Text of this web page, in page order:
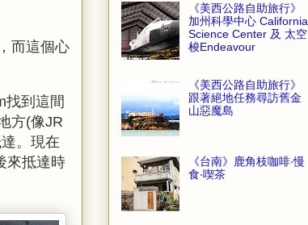
而這個心
找到這間
方(像JR
。現在
來抵達時
《美西公路自助旅行》
加州科學中心 California
Science Center 及 太空
梭Endeavour
《美西公路自助旅行》
跟著絕地任務尋訪舊金
山惡魔島
《台南》鹿角枝咖啡‧慢
食‧喫茶